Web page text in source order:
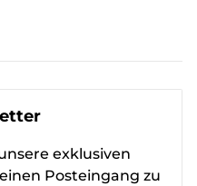
exklusiven
Posteingang zu